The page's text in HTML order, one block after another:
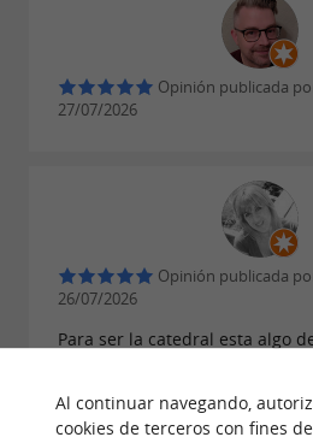
Opinión publicada
27/07/2026
Opinión publicada
26/07/2026
Para ser la catedral esta algo
Al continuar navegando,
cookies de terceros con fines de